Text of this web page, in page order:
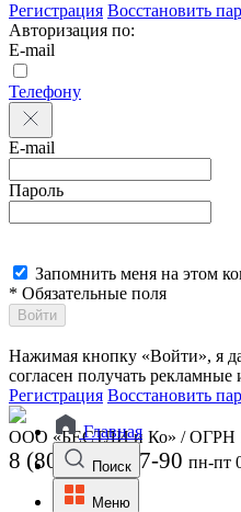
Регистрация Восстановить
Авторизация по:
E-mail
Телефону
E-mail
Пароль
Запомнить меня на этом
* Обязательные поля
Войти
Нажимая кнопку «Войти», я
согласен получать
Регистрация Восстановить
ООО «БЕСТЛИ и Ко» / ОГРН
8 (800) 301-07-90 пн-пт
Главная
Поиск
Меню